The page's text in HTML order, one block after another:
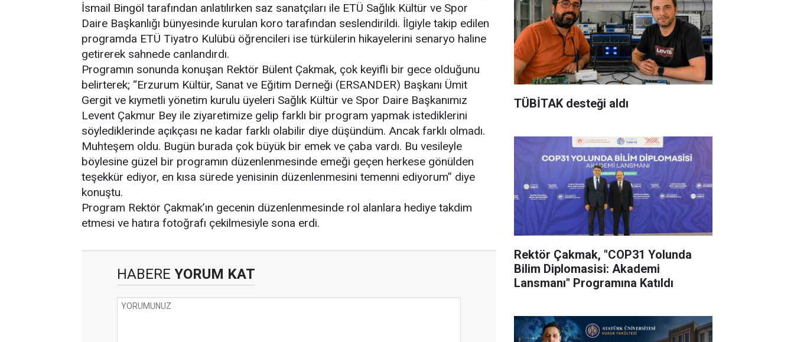
İsmail Bingöl tarafından anlatılırken saz sanatçıları ile ETÜ Sağlık Kültür ve Spor
Daire Başkanlığı bünyesinde kurulan koro tarafından seslendirildi. İlgiyle takip edilen
programda ETÜ Tiyatro Kulübü öğrencileri ise türkülerin hikayelerini senaryo haline
getirerek sahnede canlandırdı.
Programın sonunda konuşan Rektör Bülent Çakmak, çok keyifli bir gece olduğunu
belirterek; “Erzurum Kültür, Sanat ve Eğitim Derneği (ERSANDER) Başkanı Ümit
Gergit ve kıymetli yönetim kurulu üyeleri Sağlık Kültür ve Spor Daire Başkanımız
Levent Çakmur Bey ile ziyaretimize gelip farklı bir program yapmak istediklerini
söylediklerinde açıkçası ne kadar farklı olabilir diye düşündüm. Ancak farklı olmadı.
Muhteşem oldu. Bugün burada çok büyük bir emek ve çaba vardı. Bu vesileyle
böylesine güzel bir programın düzenlenmesinde emeği geçen herkese gönülden
teşekkür ediyor, en kısa sürede yenisinin düzenlenmesini temenni ediyorum” diye
konuştu.
Program Rektör Çakmak’ın gecenin düzenlenmesinde rol alanlara hediye takdim
etmesi ve hatıra fotoğrafı çekilmesiyle sona erdi.
HABERE YORUM KAT
TÜBİTAK desteği aldı
Rektör Çakmak, "COP31 Yolunda
Bilim Diplomasisi: Akademi
Lansmanı" Programına Katıldı